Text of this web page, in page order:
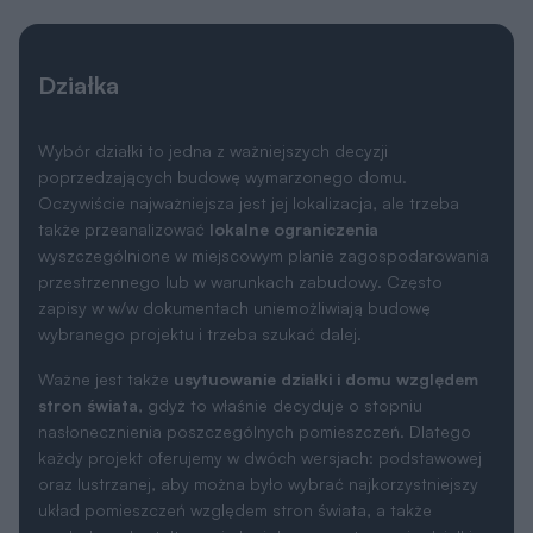
Działka
Wybór działki to jedna z ważniejszych decyzji
poprzedzających budowę wymarzonego domu.
Oczywiście najważniejsza jest jej lokalizacja, ale trzeba
także przeanalizować lokalne ograniczenia
wyszczególnione w miejscowym planie zagospodarowania
przestrzennego lub w warunkach zabudowy. Często
zapisy w w/w dokumentach uniemożliwiają budowę
wybranego projektu i trzeba szukać dalej.
Ważne jest także usytuowanie działki i domu względem
stron świata, gdyż to właśnie decyduje o stopniu
nasłonecznienia poszczególnych pomieszczeń. Dlatego
każdy projekt oferujemy w dwóch wersjach: podstawowej
oraz lustrzanej, aby można było wybrać najkorzystniejszy
układ pomieszczeń względem stron świata, a także